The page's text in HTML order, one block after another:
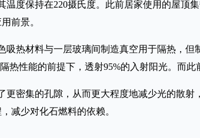
度保持在220摄氏度。此前居家使用的屋顶
前景。
热材料与一层玻璃间制造真空用于隔热，
性能的前提下，透射95%的入射阳光。而此
密集的孔隙，从而更大程度地减少光的散
减少对化石燃料的依赖。